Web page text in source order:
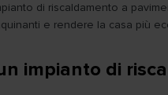
di riscaldamento a
e rendere la casa più
impianto di